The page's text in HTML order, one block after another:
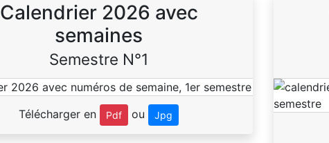
Calendrier 2026 avec
semaines
Semestre N°1
Télécharger en Pdf ou Jpg